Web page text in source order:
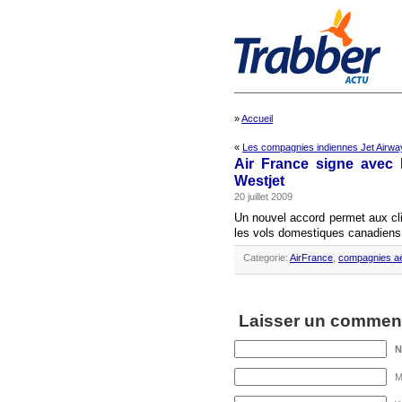
»Accueil
« Les compagnies indiennes Jet
Air France signe avec
Westjet
20 juillet 2009
Un nouvel accord permet aux
les vols domestiques
Categorie: AirFrance compagnies
Laisser un